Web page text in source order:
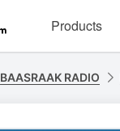
homepage
Products
BAASRAAK RADIO